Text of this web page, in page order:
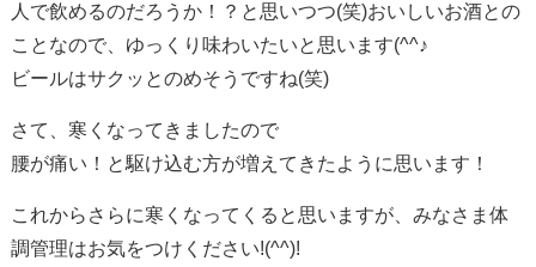
人で飲めるのだろうか！？と思いつつ(笑)おいしいお酒との
ことなので、ゆっくり味わいたいと思います(^^♪
ビールはサクッとのめそうですね(笑)
さて、寒くなってきましたので
腰が痛い！と駆け込む方が増えてきたように思います！
これからさらに寒くなってくると思いますが、みなさま体
調管理はお気をつけください!(^^)!